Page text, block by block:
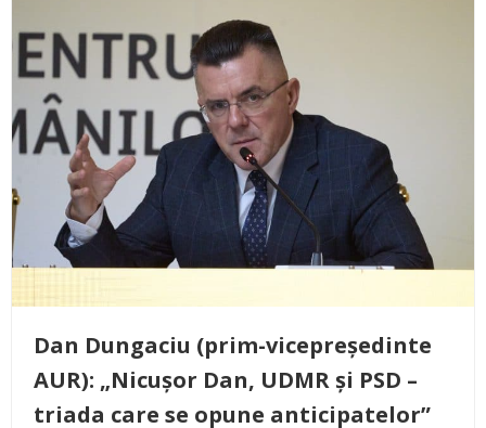
Dan Dungaciu (prim-vicepreședinte
AUR): „Nicușor Dan, UDMR și PSD –
triada care se opune anticipatelor”